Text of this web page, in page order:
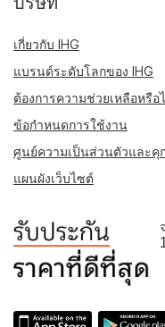
เกี่ยวกับ IHG
แบรนด์ระดับโลกของ IHG
ต้องการความช่วยเหลือหรือ
ข้อกำหนดการใช้งาน
ศูนย์ความเป็นส่วนตัวและคุ
แผนผังเว็บไซต์